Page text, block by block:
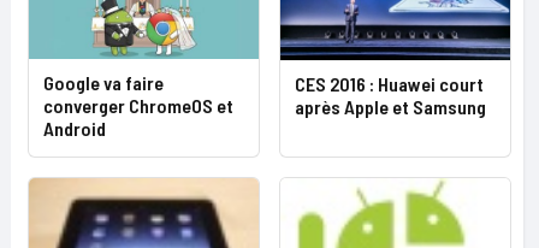
Google va faire
converger ChromeOS et
Android
CES 2016 : Huawei court
après Apple et Samsung